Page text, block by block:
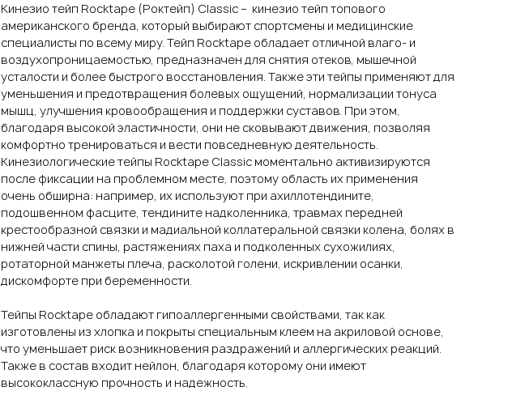
Кинезио тейп Rocktape (Роктейп) Classic – кинезио тейп топового
американского бренда, который выбирают спортсмены и медицинские
специалисты по всему миру. Тейп Rocktape обладает отличной влаго- и
воздухопроницаемостью, предназначен для снятия отеков, мышечной
усталости и более быстрого восстановления. Также эти тейпы применяют для
уменьшения и предотвращения болевых ощущений, нормализации тонуса
мышц, улучшения кровообращения и поддержки суставов. При этом,
благодаря высокой эластичности, они не сковывают движения, позволяя
комфортно тренироваться и вести повседневную деятельность.
Кинезиологические тейпы Rocktape Classic моментально активизируются
после фиксации на проблемном месте, поэтому область их применения
очень обширна: например, их используют при ахиллотендините,
подошвенном фасците, тендините надколенника, травмах передней
крестообразной связки и мадиальной коллатеральной связки колена, болях в
нижней части спины, растяжениях паха и подколенных сухожилиях,
ротаторной манжеты плеча, расколотой голени, искривлении осанки,
дискомфорте при беременности.
Тейпы Rocktape обладают гипоаллергенными свойствами, так как
изготовлены из хлопка и покрыты специальным клеем на акриловой основе,
что уменьшает риск возникновения раздражений и аллергических реакций.
Также в состав входит нейлон, благодаря которому они имеют
высококлассную прочность и надежность.